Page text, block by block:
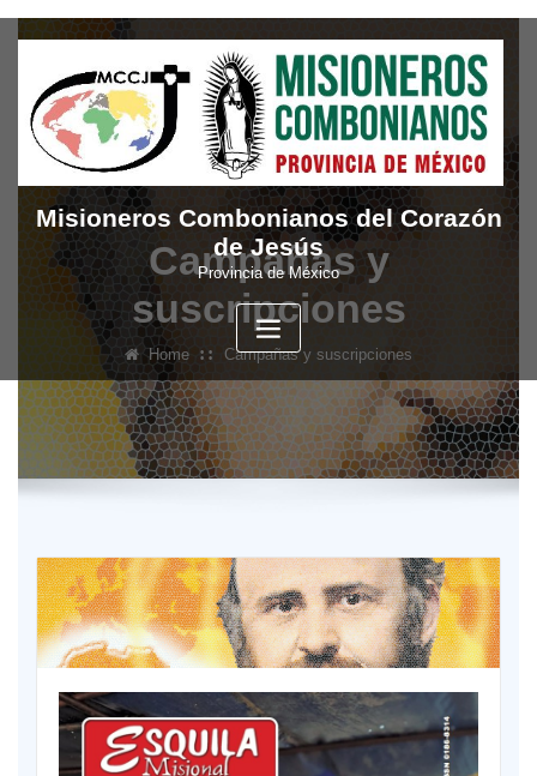
Skip
content
Misioneros Combonianos del Corazón
de Jesús
Provincia de México
Campañas y
suscripciones
Home Campañas y suscripciones